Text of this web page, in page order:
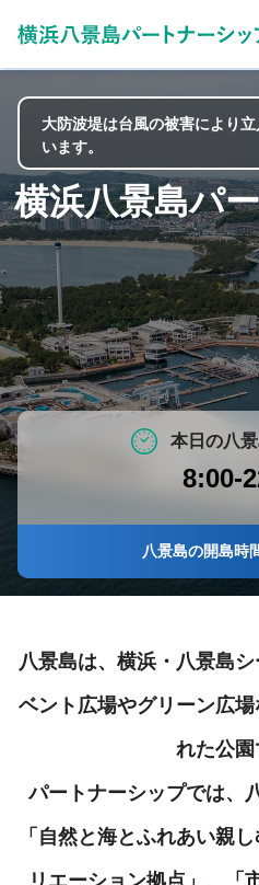
横浜八景島パ
大防波堤は台風の被害により
います。
本日の八
8:00-
八景島の開島時
八景島は、横浜・八景島
ベント広場やグリーン広
れた公園
パートナーシップでは、
「自然と海とふれあい親
リエーション拠点」、「